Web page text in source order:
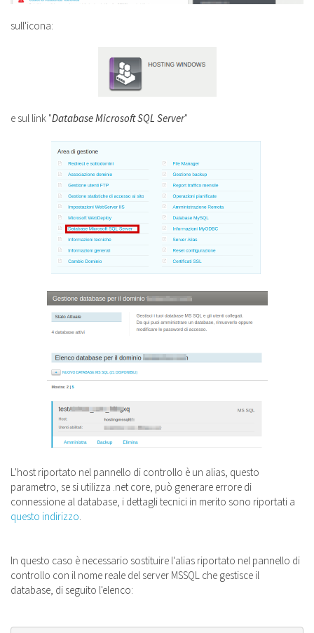
sull'icona:
e sul link "Database Microsoft SQL Server"
L'host riportato nel pannello di controllo è un alias, questo
parametro, se si utilizza .net core, può generare errore di
connessione al database, i dettagli tecnici in merito sono riportati a
questo indirizzo.
In questo caso è necessario sostituire l'alias riportato nel pannello di
controllo con il nome reale del server MSSQL che gestisce il
database, di seguito l'elenco: